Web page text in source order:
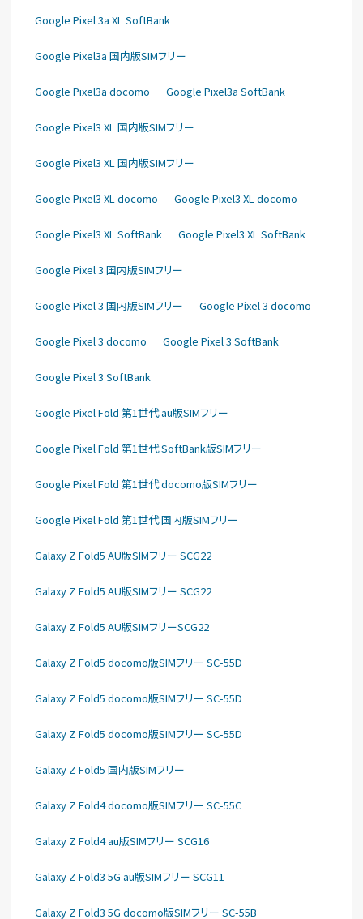
Google Pixel 3a XL SoftBank
Google Pixel3a 国内版SIMフリー
Google Pixel3a docomo Google Pixel3a SoftBank
Google Pixel3 XL 国内版SIMフリー
Google Pixel3 XL 国内版SIMフリー
Google Pixel3 XL docomo Google Pixel3 XL docomo
Google Pixel3 XL SoftBank Google Pixel3 XL SoftBank
Google Pixel 3 国内版SIMフリー
Google Pixel 3 国内版SIMフリー Google Pixel 3 docomo
Google Pixel 3 docomo Google Pixel 3 SoftBank
Google Pixel 3 SoftBank
Google Pixel Fold 第1世代 au版SIMフリー
Google Pixel Fold 第1世代 SoftBank版SIMフリー
Google Pixel Fold 第1世代 docomo版SIMフリー
Google Pixel Fold 第1世代 国内版SIMフリー
Galaxy Z Fold5 AU版SIMフリー SCG22
Galaxy Z Fold5 AU版SIMフリー SCG22
Galaxy Z Fold5 AU版SIMフリーSCG22
Galaxy Z Fold5 docomo版SIMフリー SC-55D
Galaxy Z Fold5 docomo版SIMフリー SC-55D
Galaxy Z Fold5 docomo版SIMフリー SC-55D
Galaxy Z Fold5 国内版SIMフリー
Galaxy Z Fold4 docomo版SIMフリー SC-55C
Galaxy Z Fold4 au版SIMフリー SCG16
Galaxy Z Fold3 5G au版SIMフリー SCG11
Galaxy Z Fold3 5G docomo版SIMフリー SC-55B